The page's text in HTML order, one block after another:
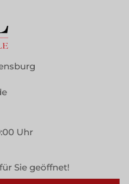
Uhr
Sie geöffnet!